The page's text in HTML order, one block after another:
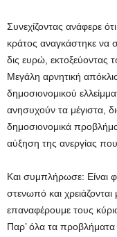
Συνεχίζοντας ανάφερε
κράτος αναγκάστηκε να
δις ευρώ, εκτοξεύοντας
Μεγάλη αρνητική
δημοσιονομικού
ανησυχούν τα μέγιστα,
δημοσιονομικά
αύξηση της ανεργίας
Και συμπλήρωσε: Είναι
στενωπό και
επαναφέρουμε τους
Παρ’ όλα τα